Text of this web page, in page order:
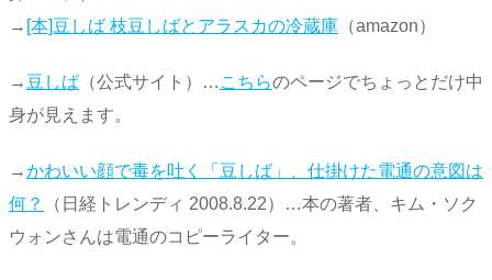
→ [本]豆しば 枝豆しばとアラスカの冷蔵庫 （amazon）
→ 豆しば （公式サイト）… こちらのページでちょっとだけ中
身が見えます。
→かわいい顔で毒を吐く「豆しば」、仕掛けた電通の意図は
何？
（日経トレンディ 2008.8.22）…本の著者、キム・ソク
ウォンさんは電通のコピーライター。